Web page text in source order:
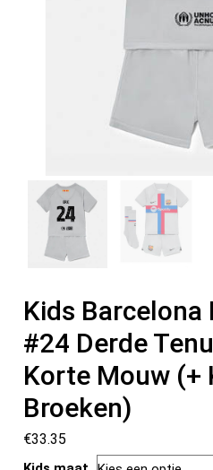
Kids Barcelona
#24 Derde
Korte Mouw (+
Broeken)
€33.35